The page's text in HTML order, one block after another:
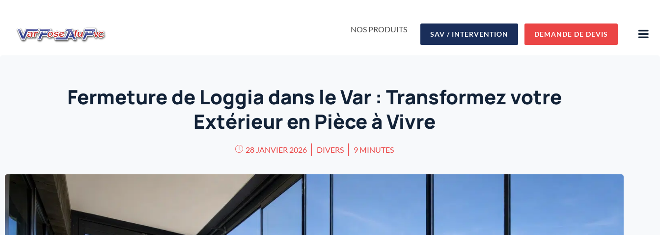
NOS PRODUITS
SAV / INTERVENTION DEMANDE DE DEVIS
Fermeture de Loggia dans le Var : Transformez votre
Extérieur en Pièce à Vivre
28 JANVIER 2026 DIVERS 9 MINUTES